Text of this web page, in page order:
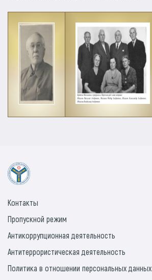
Контакты
Пропускной режим
Антикоррупционная деятельность
Антитеррористическая деятельность
Политика в отношении персональных данных